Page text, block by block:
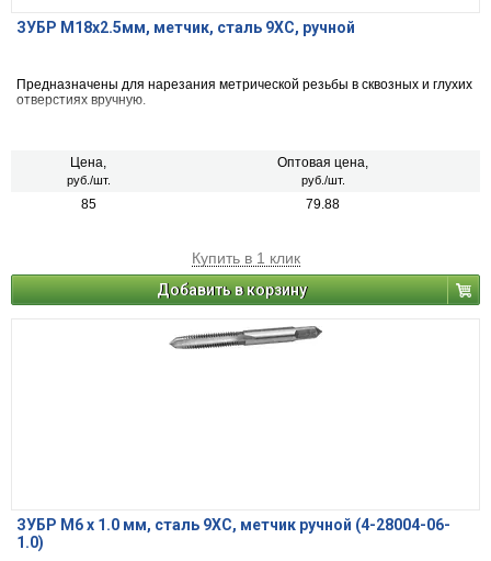
ЗУБР М18x2.5мм, метчик, сталь 9ХС, ручной
Предназначены для нарезания метрической резьбы в сквозных и глухих
отверстиях вручную.
Цена,
руб./шт.
Оптовая цена,
руб./шт.
85 79.88
Купить в 1 клик
Добавить в корзину
ЗУБР М6 x 1.0 мм, сталь 9ХС, метчик ручной (4-28004-06-
1.0)